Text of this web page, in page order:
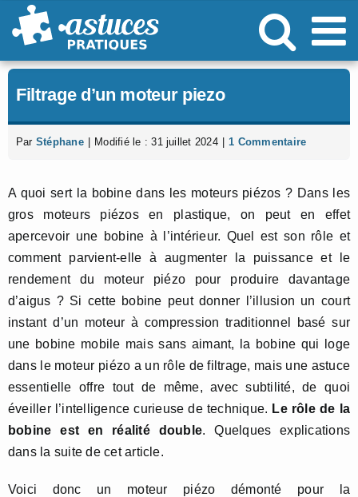
Passer
au
Filtrage d’un moteur piezo
Par Stéphane Modifié le : 31 juillet 2024 1 Commentaire
A quoi sert la bobine dans les moteurs piézos ? Dans les
gros moteurs piézos en plastique, on peut en effet
apercevoir une bobine à l’intérieur. Quel est son rôle et
comment parvient-elle à augmenter la puissance et le
rendement du moteur piézo pour produire davantage
d’aigus ? Si cette bobine peut donner l’illusion un court
instant d’un moteur à compression traditionnel basé sur
une bobine mobile mais sans aimant, la bobine qui loge
dans le moteur piézo a un rôle de filtrage, mais une astuce
essentielle offre tout de même, avec subtilité, de quoi
éveiller l’intelligence curieuse de technique. Le rôle de la
bobine est en réalité double. Quelques explications
dans la suite de cet article.
Voici donc un moteur piézo démonté pour la